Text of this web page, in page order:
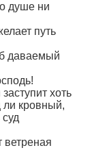
душе ни
путь
даваемый
хоть
ли кровный,
ветреная